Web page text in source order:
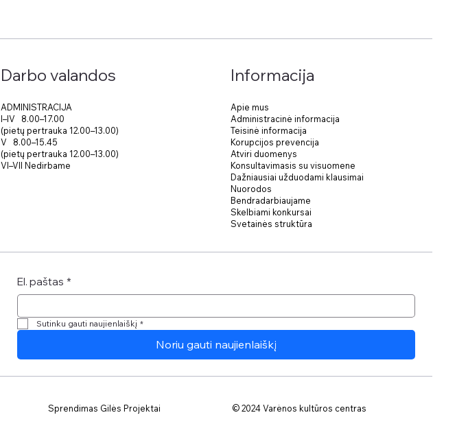
Darbo valandos
ADMINISTRACIJA
I–IV 8.00–17.00
(pietų pertrauka 12.00–13.00)
V 8.00–15.45
(pietų pertrauka 12.00–13.00)
VI–VII Nedirbame
Informacija
Apie mus
Administracinė informacija
Teisinė informacija
Korupcijos prevencija
Atviri duomenys
Konsultavimasis su visuomene
Dažniausiai užduodami klausimai
Nuorodos
Bendradarbiaujame
Skelbiami konkursai
Svetainės struktūra
El. paštas *
Sutinku gauti naujienlaiškį *
Noriu gauti naujienlaiškį
© 2024 Varėnos kultūros centras
Sprendimas Gilės Projektai